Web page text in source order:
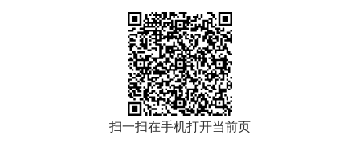
扫一扫在手机打开当前页